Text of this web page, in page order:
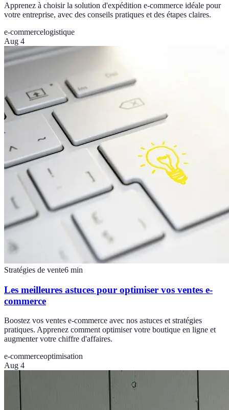
Apprenez à choisir la solution d'expédition e-commerce idéale pour
votre entreprise, avec des conseils pratiques et des étapes claires.
e-commercelogistique
Aug 4
Stratégies de vente6 min
Les meilleures astuces pour optimiser vos ventes e-
commerce
Boostez vos ventes e-commerce avec nos astuces et stratégies
pratiques. Apprenez comment optimiser votre boutique en ligne et
augmenter votre chiffre d'affaires.
e-commerceoptimisation
Aug 4